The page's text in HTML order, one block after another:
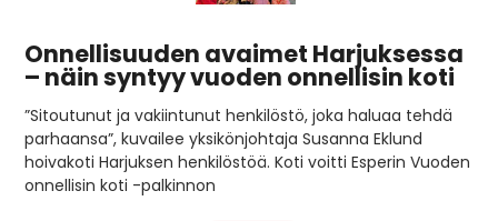
Onnellisuuden avaimet Harjuksessa
– näin syntyy vuoden onnellisin koti
”Sitoutunut ja vakiintunut henkilöstö, joka haluaa tehdä
parhaansa”, kuvailee yksikönjohtaja Susanna Eklund
hoivakoti Harjuksen henkilöstöä. Koti voitti Esperin Vuoden
onnellisin koti -palkinnon